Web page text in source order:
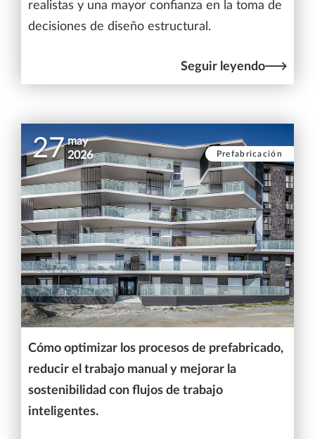
realistas y una mayor confianza en la toma de
decisiones de diseño estructural.
Seguir leyendo
27 may
2026
Prefabricación
Cómo optimizar los procesos de prefabricado,
reducir el trabajo manual y mejorar la
sostenibilidad con flujos de trabajo
inteligentes.